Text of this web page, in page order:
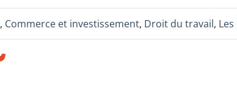
, Commerce et investissement, Droit du travail, Les